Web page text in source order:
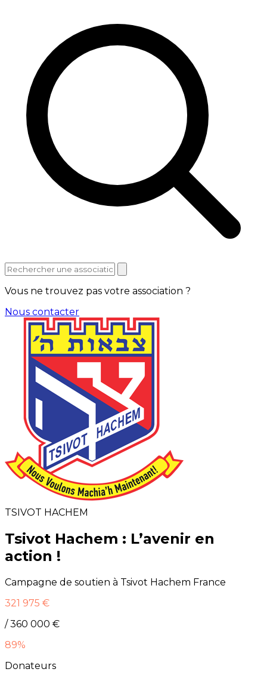
Vous ne trouvez pas votre association ?
Nous contacter
TSIVOT HACHEM
Tsivot Hachem : L’avenir en
action !
Campagne de soutien à Tsivot Hachem France
321 975 €
/ 360 000 €
89%
Donateurs